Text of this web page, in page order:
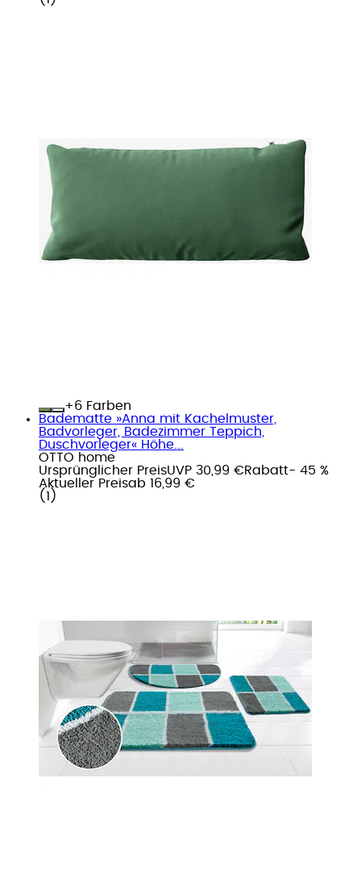
+
Farben
Badematte »Anna mit Kachelmuster,
Badvorleger, Badezimmer Teppich,
Duschvorleger« Höhe...
OTTO home
Ursprünglicher PreisUVP 30,99 €Rabatt- 45 %
Aktueller Preisab 16,99 €
( 1 )